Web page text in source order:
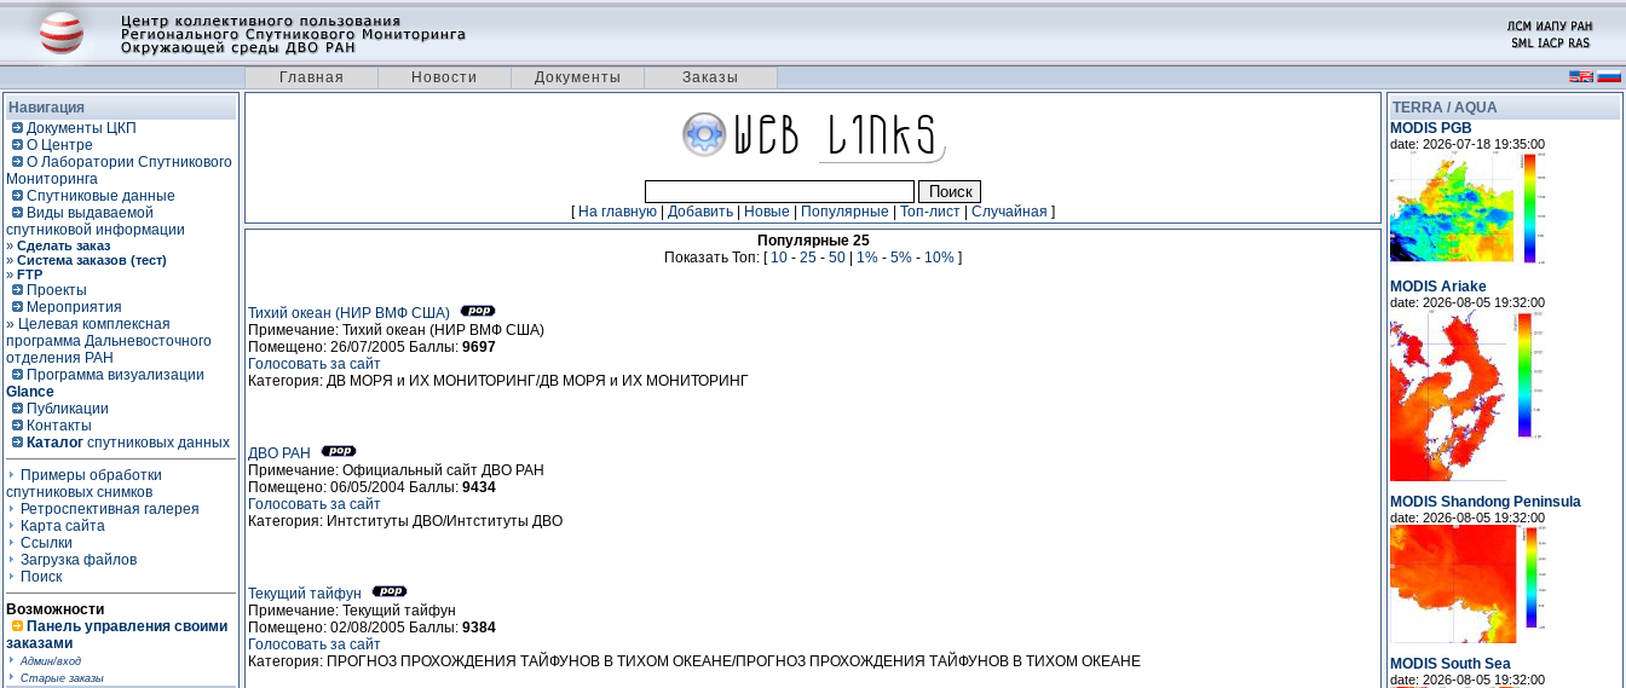
Главная Новости Документы
Заказы
Навигация
Документы ЦКП
О Центре
О Лаборатории Спутникового
Мониторинга
Спутниковые данные
Виды выдаваемой
спутниковой информации
» Сделать заказ
» Система заказов (тест)
» FTP
Проекты
Мероприятия
» Целевая комплексная
программа Дальневосточного
отделения РАН
Программа визуализации
Glance
Публикации
Контакты
Каталог спутниковых данных
Примеры обработки
спутниковых снимков
Ретроспективная галерея
Карта сайта
Ссылки
Загрузка файлов
Поиск
Возможности
Панель управления своими
заказами
Админ/вход
Старые заказы
[ На главную Добавить Новые Популярные Топ-лист Случайная ]
Популярные 25
Показать Топ: [ 10 - 25 - 50 1% - 5% - 10% ]
Тихий океан (НИР ВМФ США)
Примечание: Тихий океан (НИР ВМФ США)
Помещено: 26/07/2005 Баллы: 9697
Голосовать за сайт
Категория: ДВ МОРЯ и ИХ МОНИТОРИНГ/ДВ МОРЯ и ИХ МОНИТОРИНГ
ДВО РАН
Примечание: Официальный сайт ДВО РАН
Помещено: 06/05/2004 Баллы: 9434
Голосовать за сайт
Категория: Интституты ДВО/Интституты ДВО
Текущий тайфун
Примечание: Текущий тайфун
Помещено: 02/08/2005 Баллы: 9384
Голосовать за сайт
Категория: ПРОГНОЗ ПРОХОЖДЕНИЯ ТАЙФУНОВ В ТИХОМ ОКЕАНЕ/ПРОГНОЗ ПРОХОЖДЕНИЯ ТАЙФУНОВ В ТИХОМ ОКЕАНЕ
TERRA / AQUA
MODIS PGB
date: 2026-07-18 19:35:00
MODIS Ariake
date: 2026-08-05 19:32:00
MODIS Shandong Peninsula
date: 2026-08-05 19:32:00
MODIS South Sea
date: 2026-08-05 19:32:00